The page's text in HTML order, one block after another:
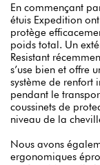
En commençant
étuis Expedition
protège
poids total. Un
Resistant
s’use bien et offre
système de renfort
pendant le
coussinets de
niveau de la
Nous avons
ergonomiques